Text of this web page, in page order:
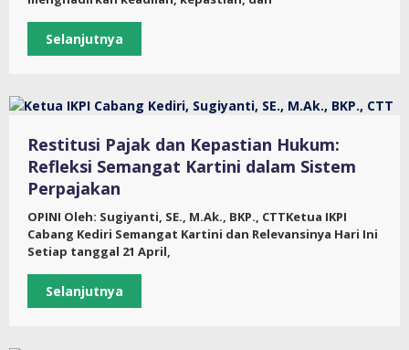
Selanjutnya
Restitusi Pajak dan Kepastian Hukum:
Refleksi Semangat Kartini dalam Sistem
Perpajakan
OPINI Oleh: Sugiyanti, SE., M.Ak., BKP., CTTKetua IKPI
Cabang Kediri Semangat Kartini dan Relevansinya Hari Ini
Setiap tanggal 21 April,
Selanjutnya